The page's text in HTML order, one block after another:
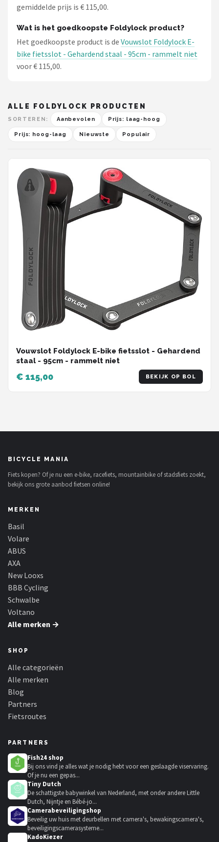
gemiddelde prijs is € 115,00.
Wat is het goedkoopste Foldylock product?
Het goedkoopste product is de Vouwslot Foldylock E-
bike fietsslot - Gehardend staal - 95cm - rammelt niet
voor € 115,00.
ALLE FOLDYLOCK PRODUCTEN
SORTEREN: Aanbevolen Prijs: laag-hoog
Prijs: hoog-laag Nieuwste Populair
Vouwslot Foldylock E-bike fietsslot - Gehardend
staal - 95cm - rammelt niet
€ 115,00 BEKIJK OP BOL
BICYCLE MANIA
Fiets kopen? Of je nu een e-bike, racefiets, mountainbike of stadsfiets zoekt,
bekijk ons grote aanbod fietsen online!
MERKEN
Basil
Volare
ABUS
AXA
New Looxs
BBB Cycling
Schwalbe
Voltano
Alle merken →
SHOP
Alle categorieën
Alle merken
Blog
Partners
Fietsroutes
PARTNERS
Fish24 shop
Bij ons vind je alles wat je nodig hebt voor een geslaagde viservaring.
Of je nu een gepas...
Tiny Dutch
De schattigste babywinkel van Nederland, met onder andere Little
Dutch, Nijntje en Bébé-jo...
Camerabeveiligingshop
Beveilig uw huis met deurbellen met camera's, bewakingscamera's,
beveiligingscamerasysteme...
KadoKiezer